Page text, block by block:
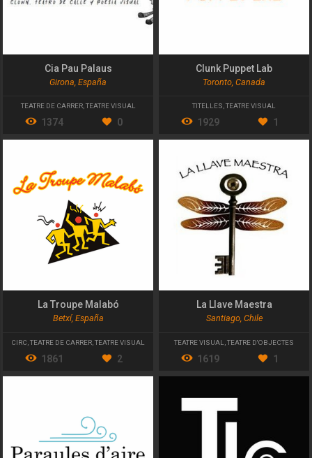
Cia Pau Palaus
Girona, España
TEATRE DE CARRER,TEATRE VISUAL
1374 0
Clunk Puppet Lab
Toronto, Canada
TITELLES,TEATRE VISUAL
1929 1
La Troupe Malabó
Betxí, España
CIRC TEATRE DE CARRER TEATRE VISUAL
1861 2
La Llave Maestra
Santiago, Chile
TEATRE VISUAL TEATRE D'OBJECTES
1619 1